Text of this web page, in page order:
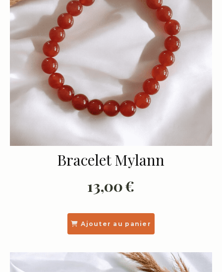
Bracelet Mylann
13,00€
Ajouter au panier